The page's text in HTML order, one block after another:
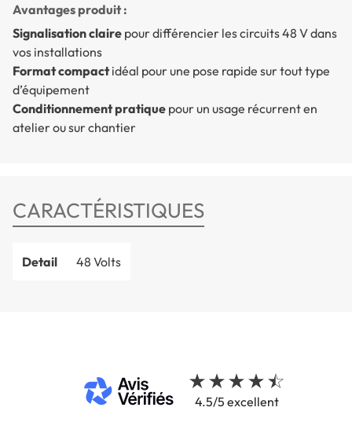
Avantages produit :
Signalisation claire pour différencier les circuits 48 V dans
vos installations
Format compactidéal pour une pose rapide sur tout type
d’équipement
Conditionnement pratique pour un usage récurrent en
atelier ou sur chantier
CARACTÉRISTIQUES
Detail 48 Volts
4.5/5 excellent